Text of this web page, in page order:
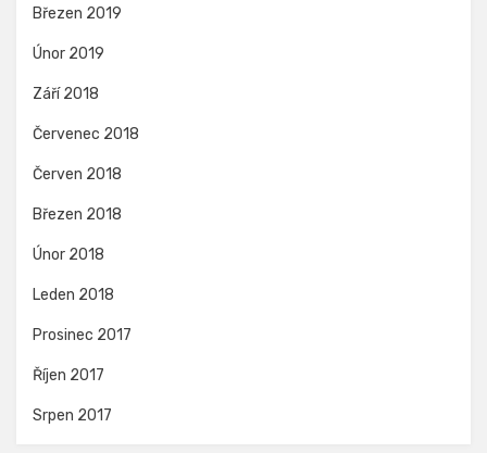
Březen 2019
Únor 2019
Září 2018
Červenec 2018
Červen 2018
Březen 2018
Únor 2018
Leden 2018
Prosinec 2017
Říjen 2017
Srpen 2017